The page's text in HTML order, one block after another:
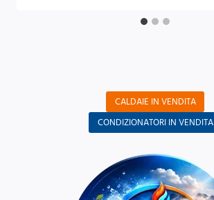
CALDAIE IN VENDITA
CONDIZIONATORI IN VENDITA